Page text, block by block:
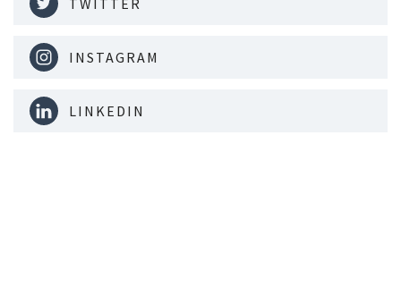
INSTAGRAM
LINKEDIN